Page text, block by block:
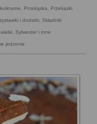
, Przekąska, Przekąski
i dodatki, Składnik:
, Sylwester i inne
jedzenie